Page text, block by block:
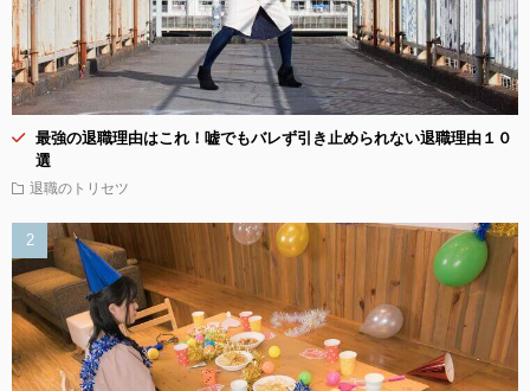
最強の退職理由はこれ！嘘でもバレず引き止められない退職理由１０
選
退職のトリセツ